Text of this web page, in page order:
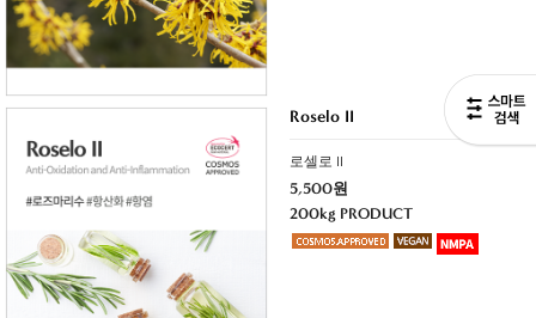
Roselo II
로셀로 II
5,500원
200kg PRODUCT